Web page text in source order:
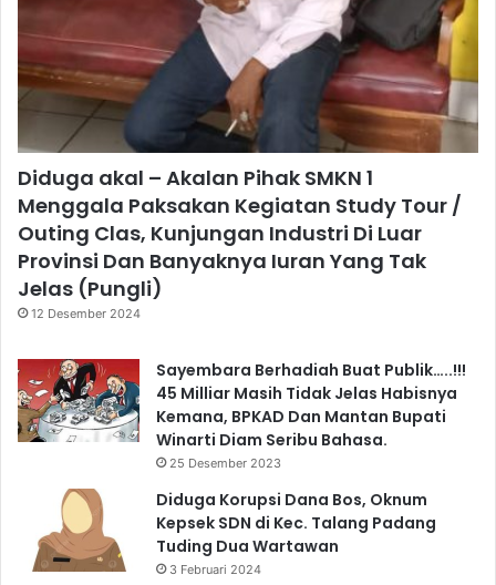
Diduga akal – Akalan Pihak SMKN 1
Menggala Paksakan Kegiatan Study Tour /
Outing Clas, Kunjungan Industri Di Luar
Provinsi Dan Banyaknya Iuran Yang Tak
Jelas (Pungli)
12 Desember 2024
Sayembara Berhadiah Buat Publik…..!!!
45 Milliar Masih Tidak Jelas Habisnya
Kemana, BPKAD Dan Mantan Bupati
Winarti Diam Seribu Bahasa.
25 Desember 2023
Diduga Korupsi Dana Bos, Oknum
Kepsek SDN di Kec. Talang Padang
Tuding Dua Wartawan
3 Februari 2024